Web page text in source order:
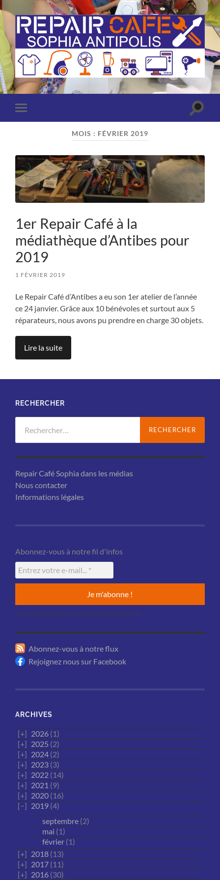
Repair
Café
Sophia
mobile
Toggle
MOIS : FÉVRIER 2019
1er Repair Café à la
médiathèque d’Antibes pour
2019
1 FÉVRIER 2019
Le Repair Café d’Antibes a eu son 1er atelier de l’année
ce 24 janvier. Grâce aux 10 bénévoles et surtout aux 5
réparateurs, nous avons pu prendre en charge 30 objets.
Lire la suite
RECHERCHER
Repair Café Sophia dans les médias
Nous contacter
Informations légales
Abonnez-vous à notre fil d'infos
Aucun usage commercial ne sera fait de votre adresse mail.
Abonnez-vous à notre flux
Rejoignez nous sur Facebook
ARCHIVES
2026 (1)
2025 (2)
2024 (2)
2023 (3)
2022 (14)
2021 (9)
2020 (16)
2019 (4)
septembre (2)
mai (1)
février (1)
2018 (13)
2017 (11)
2016 (30)